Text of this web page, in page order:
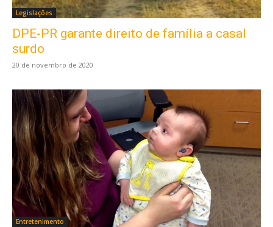
Legislações
DPE-PR garante direito de família a casal
surdo
20 de novembro de 2020
Entretenimento